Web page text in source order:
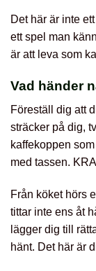
Det här är inte
ett spel man
är att leva som
Vad händer
Föreställ dig att
sträcker på dig,
kaffekoppen
med tassen.
Från köket hörs
tittar inte ens åt
lägger dig till
hänt. Det här är